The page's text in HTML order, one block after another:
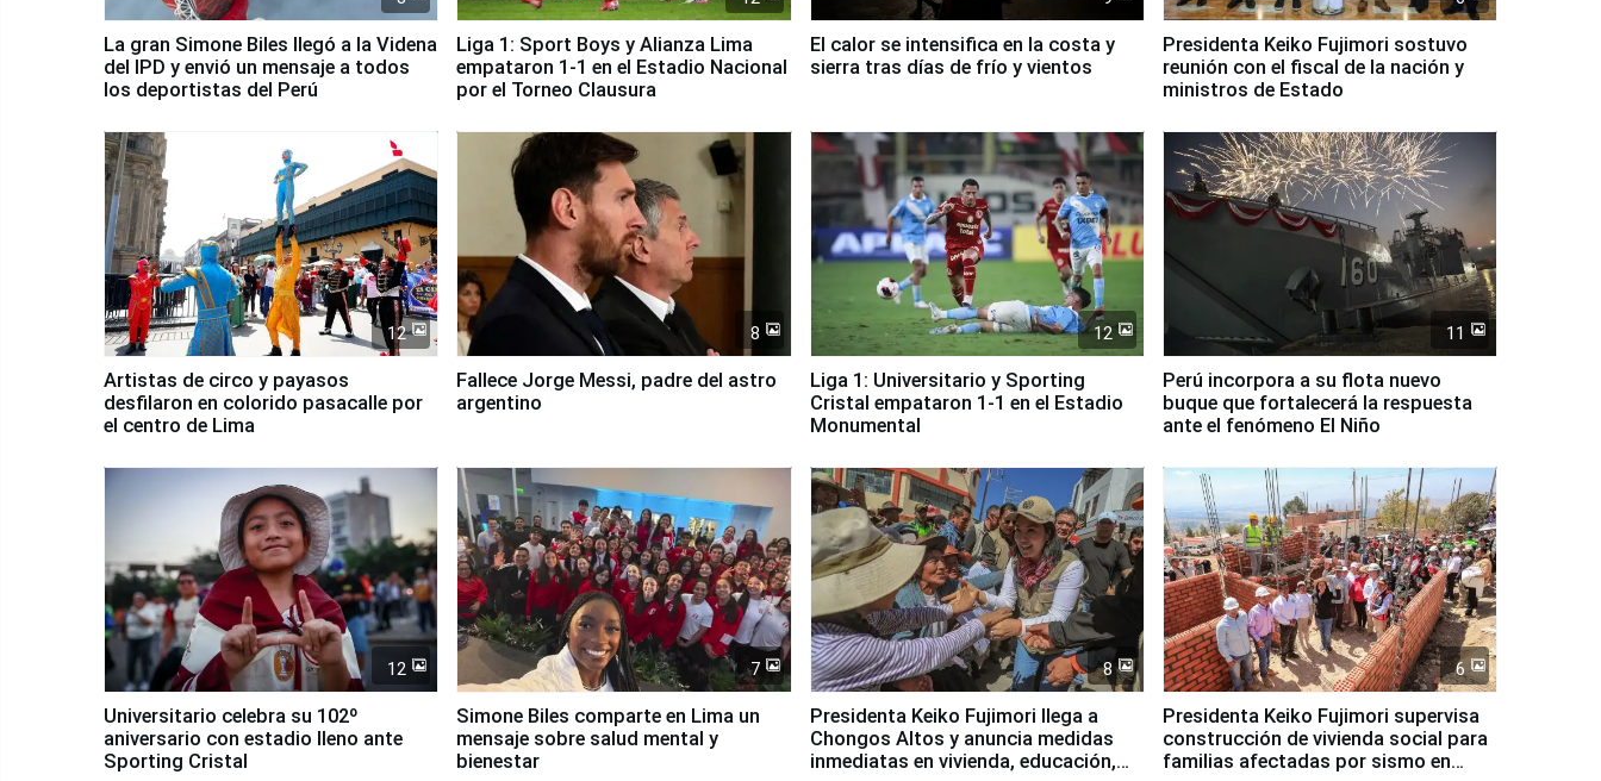
La gran Simone Biles llegó a la Videna
del IPD y envió un mensaje a todos
los deportistas del Perú
Liga 1: Sport Boys y Alianza Lima
empataron 1-1 en el Estadio Nacional
por el Torneo Clausura
El calor se intensifica en la costa y
sierra tras días de frío y vientos
Presidenta Keiko Fujimori sostuvo
reunión con el fiscal de la nación y
ministros de Estado
12
Artistas de circo y payasos
desfilaron en colorido pasacalle por
el centro de Lima
8
Fallece Jorge Messi, padre del astro
argentino
12
Liga 1: Universitario y Sporting
Cristal empataron 1-1 en el Estadio
Monumental
11
Perú incorpora a su flota nuevo
buque que fortalecerá la respuesta
ante el fenómeno El Niño
12
Universitario celebra su 102º
aniversario con estadio lleno ante
Sporting Cristal
7
Simone Biles comparte en Lima un
mensaje sobre salud mental y
bienestar
8
Presidenta Keiko Fujimori llega a
Chongos Altos y anuncia medidas
inmediatas en vivienda, educación,
6
Presidenta Keiko Fujimori supervisa
construcción de vivienda social para
familias afectadas por sismo en